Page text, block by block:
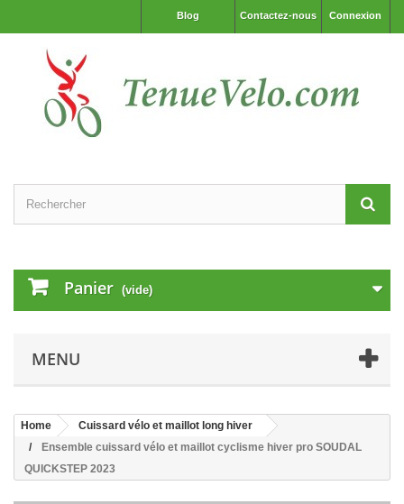
Connexion
Contactez-nous
Blog
Panier (vide)
MENU
Home
Cuissard vélo et maillot long hiver
Ensemble cuissard vélo et maillot cyclisme hiver pro SOUDAL
QUICKSTEP 2023